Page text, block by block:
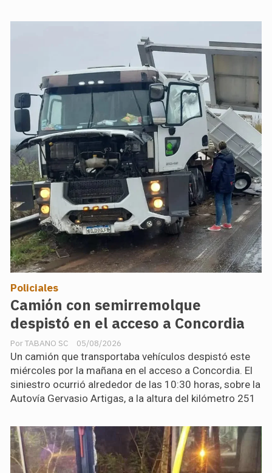
Camión con semirremolque
despistó en el acceso a Concordia
TABANO SC
Policiales
05/08/2026
Un camión que transportaba vehículos despistó este
miércoles por la mañana en el acceso a Concordia. El
siniestro ocurrió alrededor de las 10:30 horas, sobre la
Autovía Gervasio Artigas, a la altura del kilómetro 251